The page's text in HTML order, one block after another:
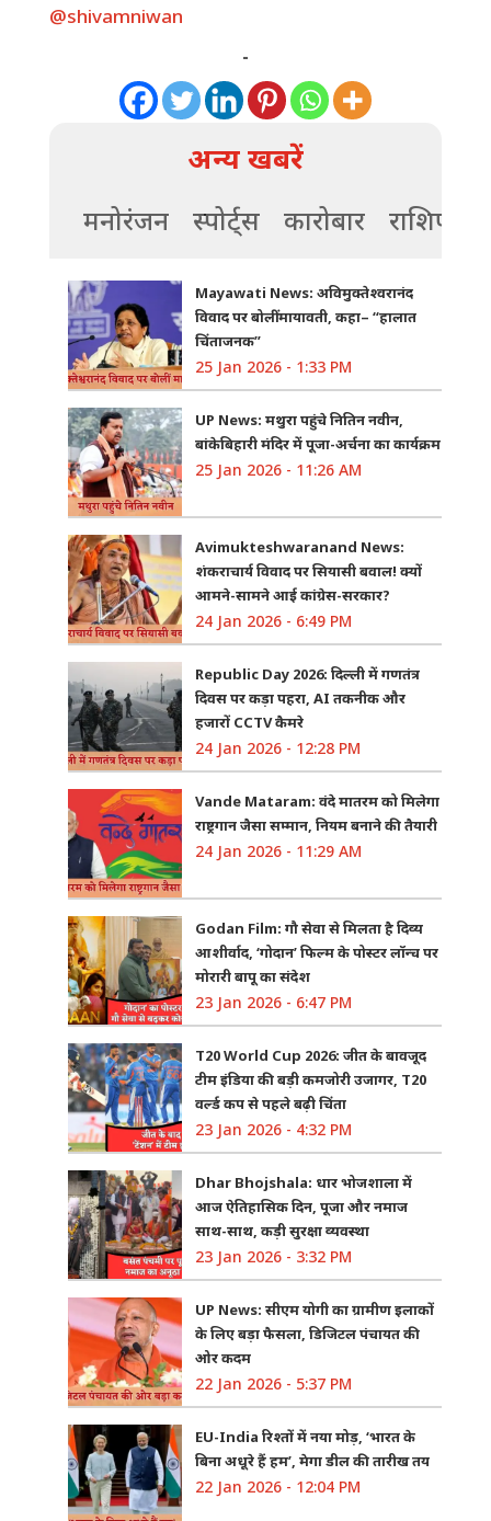
@shivamniwan
-
अन्य खबरें
मनोरंजन स्पोर्ट्स कारोबार राशिफल
Mayawati News: अविमुक्तेश्वरानंद
विवाद पर बोलीं मायावती, कहा– “हालात
चिंताजनक”
25 Jan 2026 - 1:33 PM
UP News: मथुरा पहुंचे नितिन नवीन,
बांकेबिहारी मंदिर में पूजा-अर्चना का कार्यक्रम
25 Jan 2026 - 11:26 AM
Avimukteshwaranand News:
शंकराचार्य विवाद पर सियासी बवाल! क्यों
आमने-सामने आई कांग्रेस-सरकार?
24 Jan 2026 - 6:49 PM
Republic Day 2026: दिल्ली में गणतंत्र
दिवस पर कड़ा पहरा, AI तकनीक और
हजारों CCTV कैमरे
24 Jan 2026 - 12:28 PM
Vande Mataram: वंदे मातरम को मिलेगा
राष्ट्रगान जैसा सम्मान, नियम बनाने की तैयारी
24 Jan 2026 - 11:29 AM
Godan Film: गौ सेवा से मिलता है दिव्य
आशीर्वाद, ‘गोदान’ फिल्म के पोस्टर लॉन्च पर
मोरारी बापू का संदेश
23 Jan 2026 - 6:47 PM
T20 World Cup 2026: जीत के बावजूद
टीम इंडिया की बड़ी कमजोरी उजागर, T20
वर्ल्ड कप से पहले बढ़ी चिंता
23 Jan 2026 - 4:32 PM
Dhar Bhojshala: धार भोजशाला में
आज ऐतिहासिक दिन, पूजा और नमाज
साथ-साथ, कड़ी सुरक्षा व्यवस्था
23 Jan 2026 - 3:32 PM
UP News: सीएम योगी का ग्रामीण इलाकों
के लिए बड़ा फैसला, डिजिटल पंचायत की
ओर कदम
22 Jan 2026 - 5:37 PM
EU-India रिश्तों में नया मोड़, ‘भारत के
बिना अधूरे हैं हम’, मेगा डील की तारीख तय
22 Jan 2026 - 12:04 PM